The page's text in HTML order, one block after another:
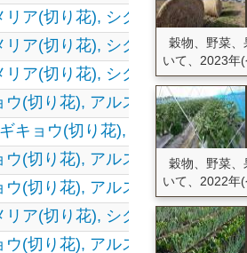
リア(切り花), シクラメン(鉢もの),
リア(切り花), シクラメン(鉢もの
リア(切り花), シクラメン(鉢もの
ウ(切り花), アルストロメリア(切
キョウ(切り花),
ウ(切り花), アルストロメリア(切
ウ(切り花), アルストロメリア(切
リア(切り花), シクラメン(鉢もの),
ウ(切り花), アルストロメリア(切
穀物、野菜
いて、2023年
穀物、野菜
いて、2022年